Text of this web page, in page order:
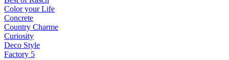
Color your Life
Concrete
Country Charme
Curiosity
Deco Style
Factory 5